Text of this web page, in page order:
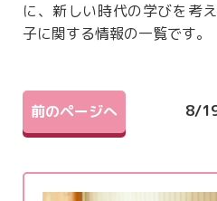
に、新しい時代の学びを考
子に関する情報の一覧です。
前のページへ 8/